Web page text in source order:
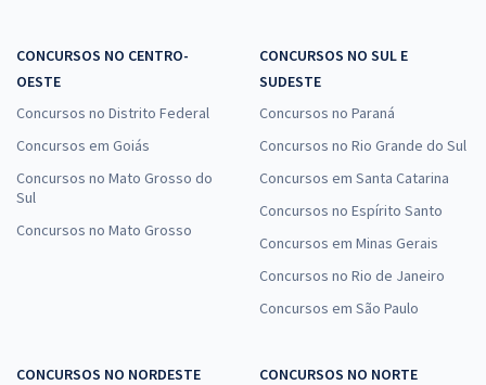
CONCURSOS NO CENTRO-
OESTE
Concursos no Distrito Federal
Concursos em Goiás
Concursos no Mato Grosso do
Sul
Concursos no Mato Grosso
CONCURSOS NO SUL E
SUDESTE
Concursos no Paraná
Concursos no Rio Grande do Sul
Concursos em Santa Catarina
Concursos no Espírito Santo
Concursos em Minas Gerais
Concursos no Rio de Janeiro
Concursos em São Paulo
CONCURSOS NO NORDESTE
CONCURSOS NO NORTE